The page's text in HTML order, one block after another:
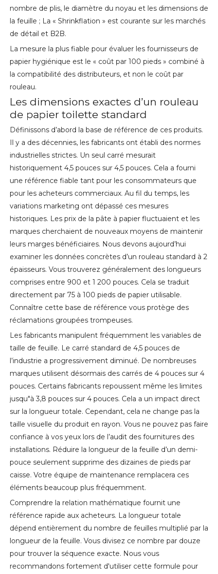
nombre de plis, le diamètre du noyau et les dimensions de
la feuille ; La « Shrinkflation » est courante sur les marchés
de détail et B2B.
La mesure la plus fiable pour évaluer les fournisseurs de
papier hygiénique est le « coût par 100 pieds » combiné à
la compatibilité des distributeurs, et non le coût par
rouleau.
Les dimensions exactes d’un rouleau
de papier toilette standard
Définissons d’abord la base de référence de ces produits.
Il y a des décennies, les fabricants ont établi des normes
industrielles strictes. Un seul carré mesurait
historiquement 4,5 pouces sur 4,5 pouces. Cela a fourni
une référence fiable tant pour les consommateurs que
pour les acheteurs commerciaux. Au fil du temps, les
variations marketing ont dépassé ces mesures
historiques. Les prix de la pâte à papier fluctuaient et les
marques cherchaient de nouveaux moyens de maintenir
leurs marges bénéficiaires. Nous devons aujourd’hui
examiner les données concrètes d’un rouleau standard à 2
épaisseurs. Vous trouverez généralement des longueurs
comprises entre 900 et 1 200 pouces. Cela se traduit
directement par 75 à 100 pieds de papier utilisable.
Connaître cette base de référence vous protège des
réclamations groupées trompeuses.
Les fabricants manipulent fréquemment les variables de
taille de feuille. Le carré standard de 4,5 pouces de
l’industrie a progressivement diminué. De nombreuses
marques utilisent désormais des carrés de 4 pouces sur 4
pouces. Certains fabricants repoussent même les limites
jusqu"à 3,8 pouces sur 4 pouces. Cela a un impact direct
sur la longueur totale. Cependant, cela ne change pas la
taille visuelle du produit en rayon. Vous ne pouvez pas faire
confiance à vos yeux lors de l’audit des fournitures des
installations. Réduire la longueur de la feuille d’un demi-
pouce seulement supprime des dizaines de pieds par
caisse. Votre équipe de maintenance remplacera ces
éléments beaucoup plus fréquemment.
Comprendre la relation mathématique fournit une
référence rapide aux acheteurs. La longueur totale
dépend entièrement du nombre de feuilles multiplié par la
longueur de la feuille. Vous divisez ce nombre par douze
pour trouver la séquence exacte. Nous vous
recommandons fortement d'utiliser cette formule pour